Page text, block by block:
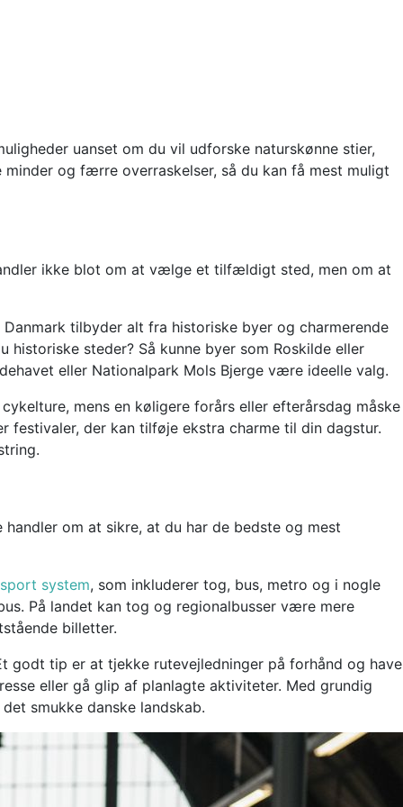
uanset om du vil udforske naturskønne stier,
og færre overraskelser, så du kan få mest muligt
ikke blot om at vælge et tilfældigt sted, men om at
tilbyder alt fra historiske byer og charmerende
steder? Så kunne byer som Roskilde eller
eller Nationalpark Mols Bjerge være ideelle valg.
mens en køligere forårs eller efterårsdag måske
festivaler, der kan tilføje ekstra charme til din dagstur.
om at sikre, at du har de bedste og mest
system, som inkluderer tog, bus, metro og i nogle
På landet kan tog og regionalbusser være mere
billetter.
tip er at tjekke rutevejledninger på forhånd og have
eller gå glip af planlagte aktiviteter. Med grundig
smukke danske landskab.